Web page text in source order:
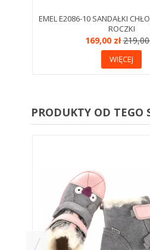
EMEL E2086-10 SANDAŁKI
ROCZKI
169,00 zł219,00
WIĘCEJ
PRODUKTY OD TEGO